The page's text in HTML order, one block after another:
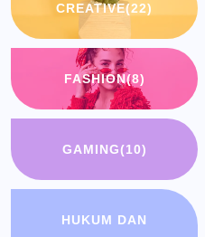
CREATIVE(22)
FASHION(8)
GAMING(10)
HUKUM DAN